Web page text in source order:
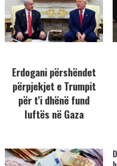
Erdogani përshëndet
përpjekjet e Trumpit
për t’i dhënë fund
luftës në Gaza